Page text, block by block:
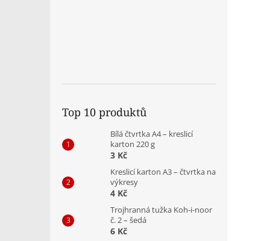
Top 10 produktů
Bílá čtvrtka A4 – kreslicí
karton 220 g
3 Kč
Kreslicí karton A3 – čtvrtka na
výkresy
4 Kč
Trojhranná tužka Koh-i-noor
č. 2 – šedá
6 Kč